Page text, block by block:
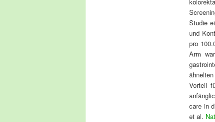
Studie
und
pro
Arm
Vorteil
care in
et al.